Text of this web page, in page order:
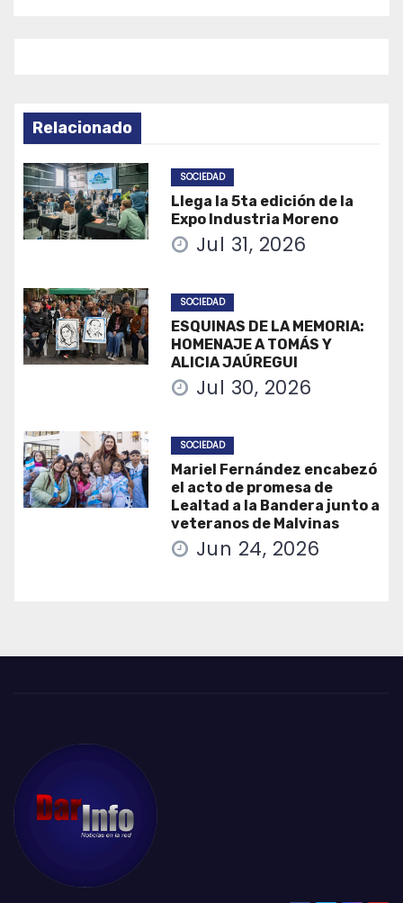
Relacionado
SOCIEDAD
Llega la 5ta edición de la
Expo Industria Moreno
Jul 31, 2026
SOCIEDAD
ESQUINAS DE LA MEMORIA:
HOMENAJE A TOMÁS Y
ALICIA JAÚREGUI
Jul 30, 2026
SOCIEDAD
Mariel Fernández encabezó
el acto de promesa de
Lealtad a la Bandera junto a
veteranos de Malvinas
Jun 24, 2026